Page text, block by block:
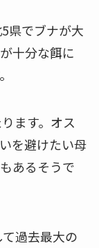
県でブナが大
十分な餌に
ます。オス
を避けたい母
あるそうで
過去最大の